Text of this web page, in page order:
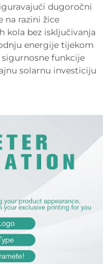
dugoročni
na razini žice
kola bez isključivanja
energije tijekom
funkcije
solarnu investiciju